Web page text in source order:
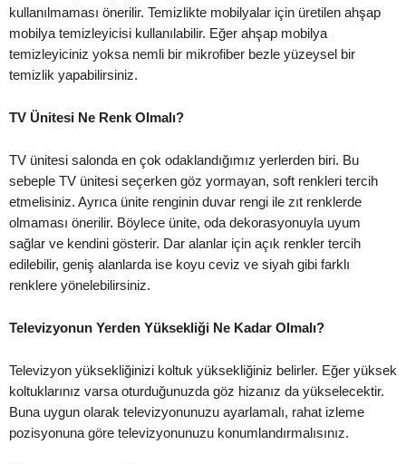
kullanılmaması önerilir. Temizlikte mobilyalar için üretilen ahşap
mobilya temizleyicisi kullanılabilir. Eğer ahşap mobilya
temizleyiciniz yoksa nemli bir mikrofiber bezle yüzeysel bir
temizlik yapabilirsiniz.
TV Ünitesi Ne Renk Olmalı?
TV ünitesi salonda en çok odaklandığımız yerlerden biri. Bu
sebeple TV ünitesi seçerken göz yormayan, soft renkleri tercih
etmelisiniz. Ayrıca ünite renginin duvar rengi ile zıt renklerde
olmaması önerilir. Böylece ünite, oda dekorasyonuyla uyum
sağlar ve kendini gösterir. Dar alanlar için açık renkler tercih
edilebilir, geniş alanlarda ise koyu ceviz ve siyah gibi farklı
renklere yönelebilirsiniz.
Televizyonun Yerden Yüksekliği Ne Kadar Olmalı?
Televizyon yüksekliğinizi koltuk yüksekliğiniz belirler. Eğer yüksek
koltuklarınız varsa oturduğunuzda göz hizanız da yükselecektir.
Buna uygun olarak televizyonunuzu ayarlamalı, rahat izleme
pozisyonuna göre televizyonunuzu konumlandırmalısınız.